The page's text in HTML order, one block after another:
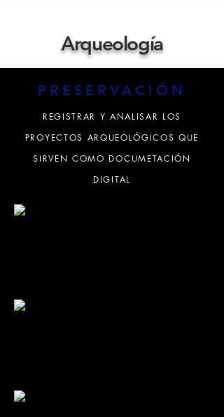
Arqueología
PRESERVACIÓN
REGISTRAR Y ANALISAR LOS
PROYECTOS ARQUEOLÓGICOS QUE
SIRVEN COMO DOCUMETACIÓN
DIGITAL